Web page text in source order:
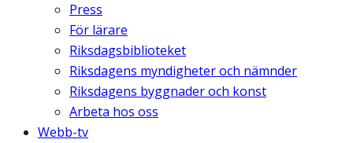
Press
För lärare
Riksdagsbiblioteket
Riksdagens myndigheter och nämnder
Riksdagens byggnader och konst
Arbeta hos oss
Webb-tv